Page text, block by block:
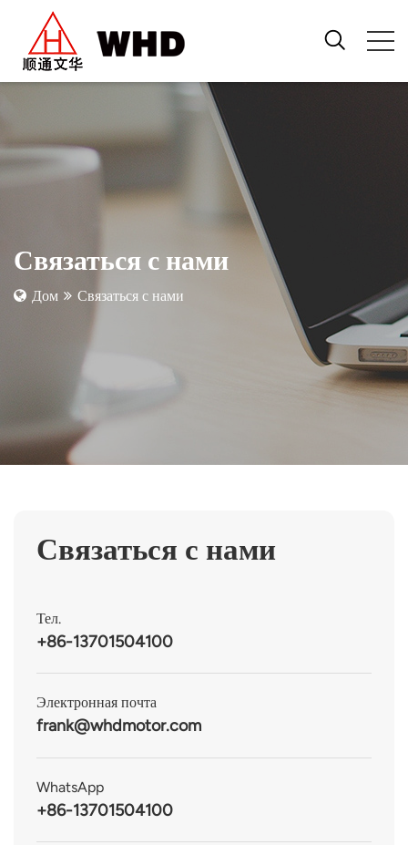
Связаться с нами
Дом Связаться с нами
Связаться с нами
Тел.
+86-13701504100
Электронная почта
frank@whdmotor.com
WhatsApp
+86-13701504100